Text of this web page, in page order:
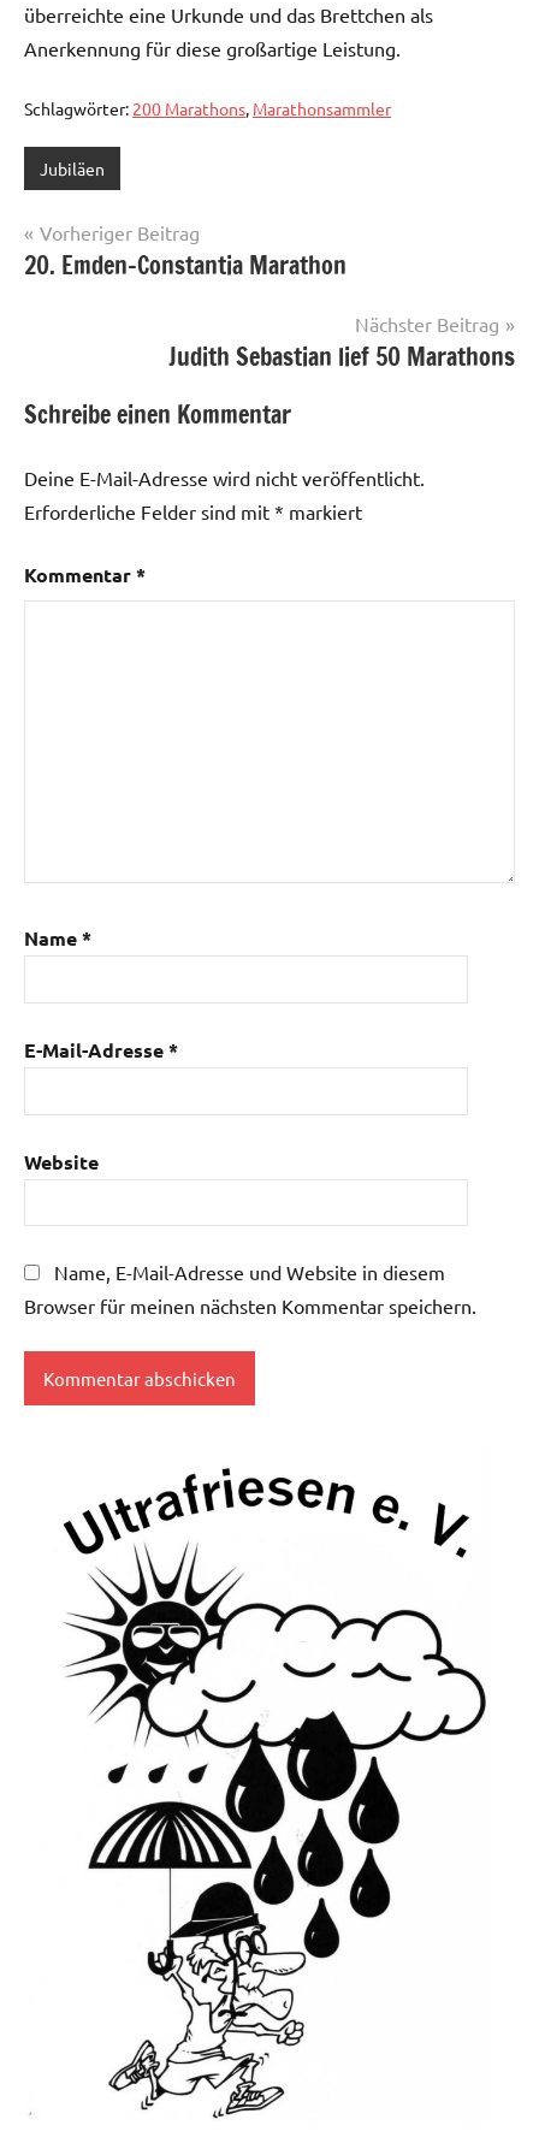
überreichte eine Urkunde und das Brettchen als
Anerkennung für diese großartige Leistung.
Schlagwörter: 200 Marathons Marathonsammler
Jubiläen
Beitragsnavigation
Vorheriger Beitrag
20. Emden-Constantia Marathon
Nächster Beitrag
Judith Sebastian lief 50 Marathons
Schreibe einen Kommentar
Deine E-Mail-Adresse wird nicht veröffentlicht.
Erforderliche Felder sind mit * markiert
Kommentar*
Name*
E-Mail-Adresse*
Website
Name, E-Mail-Adresse und Website in diesem
Browser für meinen nächsten Kommentar speichern.